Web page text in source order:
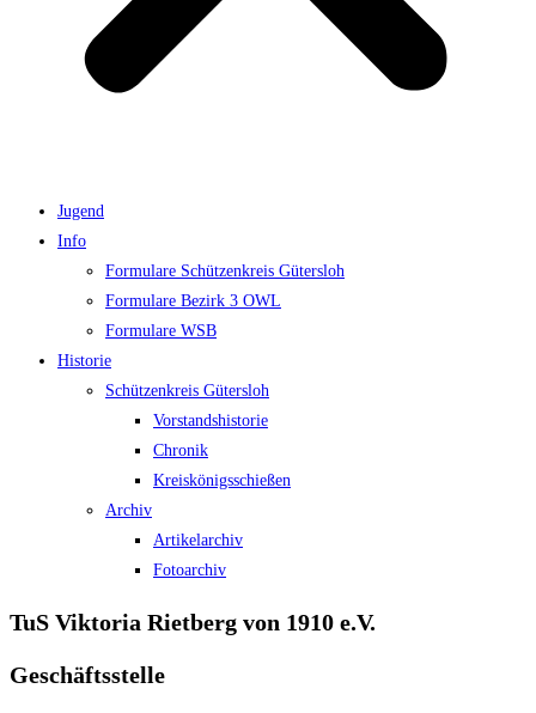
Jugend
Info
Formulare Schützenkreis Gütersloh
Formulare Bezirk 3 OWL
Formulare WSB
Historie
Schützenkreis Gütersloh
Vorstandshistorie
Chronik
Kreiskönigsschießen
Archiv
Artikelarchiv
Fotoarchiv
TuS Viktoria Rietberg von 1910 e.V.
Geschäftsstelle